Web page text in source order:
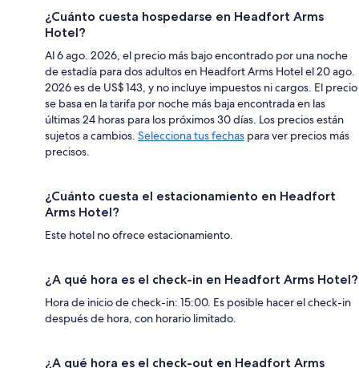
¿Cuánto cuesta hospedarse en Headfort Arms
Hotel?
Al 6 ago. 2026, el precio más bajo encontrado por una noche
de estadía para dos adultos en Headfort Arms Hotel el 20 ago.
2026 es de US$ 143, y no incluye impuestos ni cargos. El precio
se basa en la tarifa por noche más baja encontrada en las
últimas 24 horas para los próximos 30 días. Los precios están
sujetos a cambios. Selecciona tus fechas para ver precios más
precisos.
¿Cuánto cuesta el estacionamiento en Headfort
Arms Hotel?
Este hotel no ofrece estacionamiento.
¿A qué hora es el check-in en Headfort Arms Hotel?
Hora de inicio de check-in: 15:00. Es posible hacer el check-in
después de hora, con horario limitado.
¿A qué hora es el check-out en Headfort Arms